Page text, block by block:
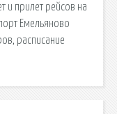
и прилет рейсов на
Емельяново
расписание